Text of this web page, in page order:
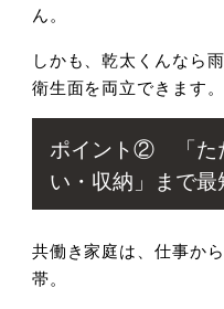
ん。
しかも、乾太くんなら
衛生面を両立できます。
ポイント② 「た
い・収納」まで最
共働き家庭は、仕事か
帯。